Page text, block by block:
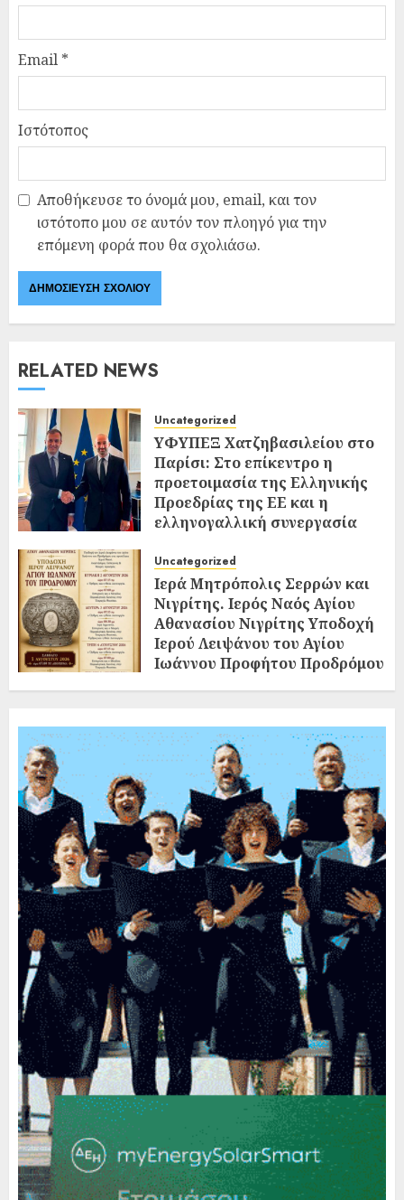
Email *
Ιστότοπος
Αποθήκευσε το όνομά μου, email, και τον
ιστότοπο μου σε αυτόν τον πλοηγό για την
επόμενη φορά που θα σχολιάσω.
RELATED NEWS
Uncategorized
ΥΦΥΠΕΞ Χατζηβασιλείου στο
Παρίσι: Στο επίκεντρο η
προετοιμασία της Ελληνικής
Προεδρίας της ΕΕ και η
ελληνογαλλική συνεργασία
Uncategorized
Ιερά Μητρόπολις Σερρών και
Νιγρίτης. Ιερός Ναός Αγίου
Αθανασίου Νιγρίτης Υποδοχή
Ιερού Λειψάνου του Αγίου
Ιωάννου Προφήτου Προδρόμου